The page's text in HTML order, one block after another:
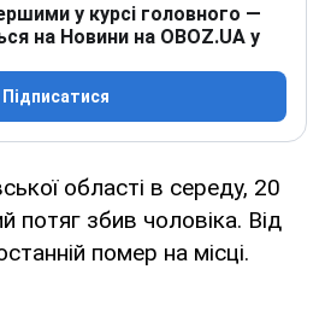
у курсі головного —
на Новини на OBOZ.UA у
Підписатися
області в середу, 20
потяг збив чоловіка. Від
помер на місці.